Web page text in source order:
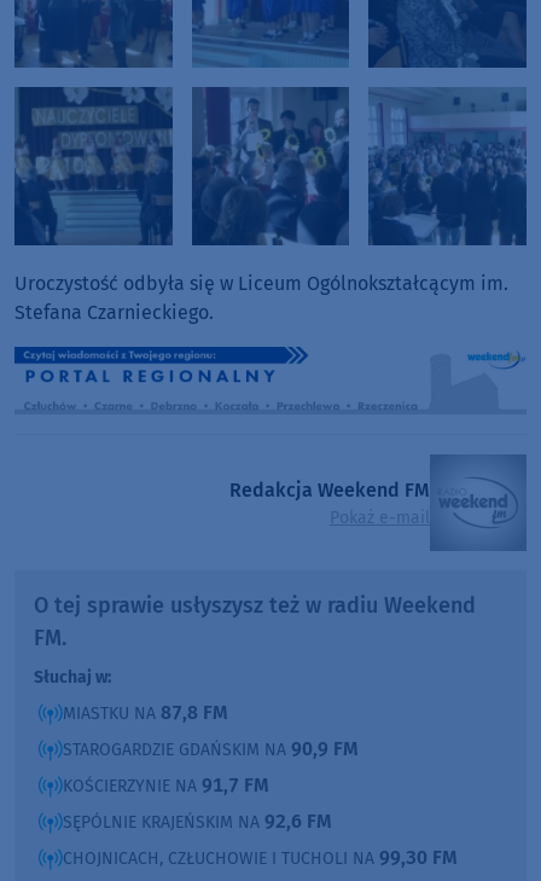
Uroczystość odbyła się w Liceum Ogólnokształcącym im.
Stefana Czarnieckiego.
Redakcja Weekend FM
Pokaż e-mail
O tej sprawie usłyszysz też w radiu Weekend
FM.
Słuchaj w:
MIASTKU NA 87,8 FM
STAROGARDZIE GDAŃSKIM NA 90,9 FM
KOŚCIERZYNIE NA 91,7 FM
SĘPÓLNIE KRAJEŃSKIM NA 92,6 FM
CHOJNICACH, CZŁUCHOWIE I TUCHOLI NA 99,30 FM